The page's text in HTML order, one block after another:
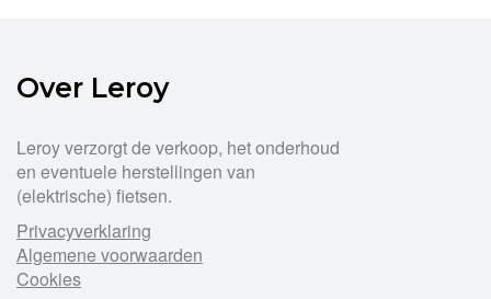
kan
op
de
productpagina
Over Leroy
Leroy verzorgt de verkoop, het onderhoud
en eventuele herstellingen van
(elektrische) fietsen.
Privacyverklaring
Algemene voorwaarden
Cookies